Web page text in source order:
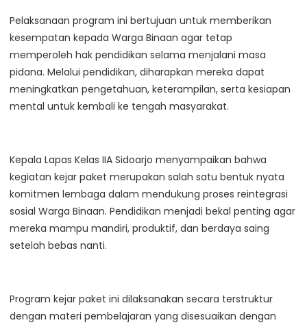
Pelaksanaan program ini bertujuan untuk memberikan
kesempatan kepada Warga Binaan agar tetap
memperoleh hak pendidikan selama menjalani masa
pidana. Melalui pendidikan, diharapkan mereka dapat
meningkatkan pengetahuan, keterampilan, serta kesiapan
mental untuk kembali ke tengah masyarakat.
Kepala Lapas Kelas IIA Sidoarjo menyampaikan bahwa
kegiatan kejar paket merupakan salah satu bentuk nyata
komitmen lembaga dalam mendukung proses reintegrasi
sosial Warga Binaan. Pendidikan menjadi bekal penting agar
mereka mampu mandiri, produktif, dan berdaya saing
setelah bebas nanti.
Program kejar paket ini dilaksanakan secara terstruktur
dengan materi pembelajaran yang disesuaikan dengan